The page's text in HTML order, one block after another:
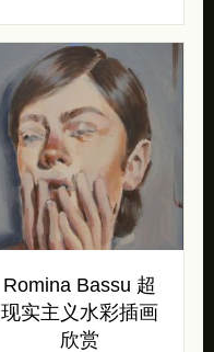
Romina Bassu 超
现实主义水彩插画
欣赏